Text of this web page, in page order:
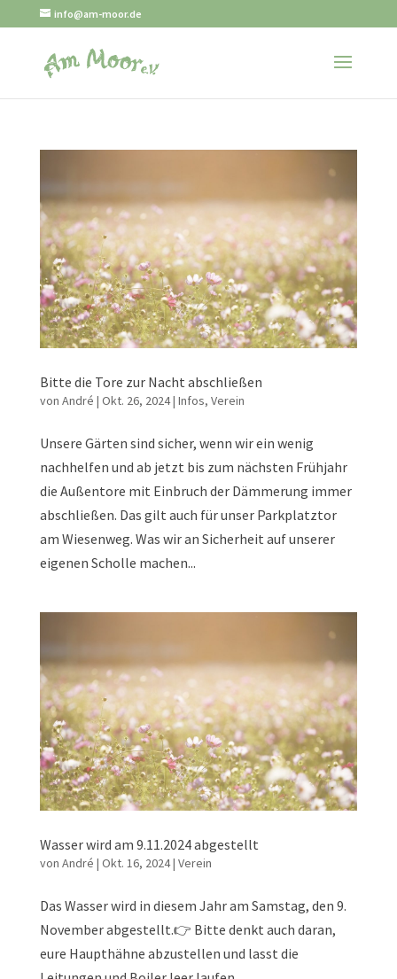
info@am-moor.de
Bitte die Tore zur Nacht abschließen
von André | Okt. 26, 2024| Infos, Verein
Unsere Gärten sind sicher, wenn wir ein wenig
nachhelfen und ab jetzt bis zum nächsten Frühjahr
die Außentore mit Einbruch der Dämmerung immer
abschließen. Das gilt auch für unser Parkplatztor
am Wiesenweg. Was wir an Sicherheit auf unserer
eigenen Scholle machen...
Wasser wird am 9.11.2024 abgestellt
von André | Okt. 16, 2024| Verein
Das Wasser wird in diesem Jahr am Samstag, den 9.
November abgestellt.👉 Bitte denkt auch daran,
eure Haupthähne abzustellen und lasst die